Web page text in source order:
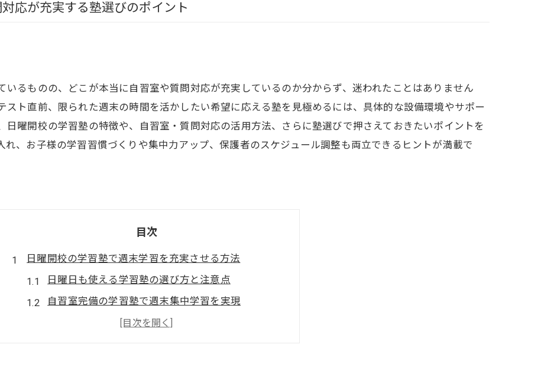
応が充実する塾選びのポイント
いるものの、どこが本当に自習室や質問対応が充実しているのか分からず、迷われたことはありません
スト直前、限られた週末の時間を活かしたい希望に応える塾を見極めるには、具体的な設備環境やサポー
日曜開校の学習塾の特徴や、自習室・質問対応の活用方法、さらに塾選びで押さえておきたいポイントを
、お子様の学習習慣づくりや集中力アップ、保護者のスケジュール調整も両立できるヒントが満載で
目次
日曜開校の学習塾で週末学習を充実させる方法
日曜日も使える学習塾の選び方と注意点
自習室完備の学習塾で週末集中学習を実現
日曜開校の学習塾がもたらす勉強習慣の変化